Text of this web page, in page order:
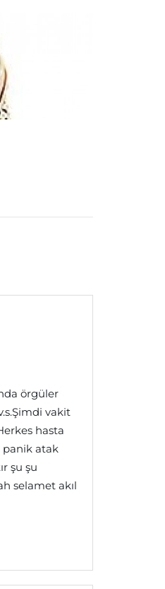
örgüler
vakit
hasta
panik atak
şu şu
selamet akıl